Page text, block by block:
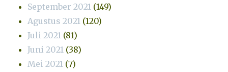
September 2021 (149)
Agustus 2021 (120)
Juli 2021 (81)
Juni 2021 (38)
Mei 2021 (7)